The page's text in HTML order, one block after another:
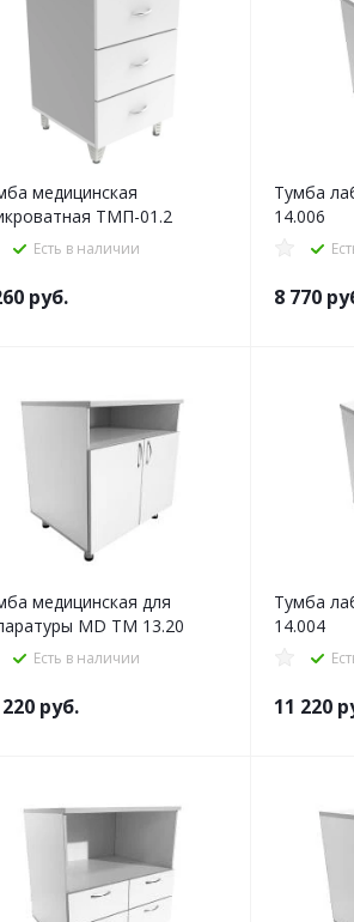
медицинская
ТМП-01.2
Есть в наличии
руб.
Тумба
14.006
8 770
медицинская для
MD ТМ 13.20
Есть в наличии
руб.
Тумба
14.004
11 220